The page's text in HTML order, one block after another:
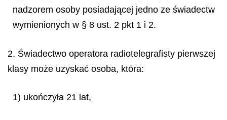
nadzorem osoby posiadającej jedno ze świadectw
wymienionych w § 8 ust. 2 pkt 1 i 2.
2. Świadectwo operatora radiotelegrafisty pierwszej
klasy może uzyskać osoba, która:
1) ukończyła 21 lat,